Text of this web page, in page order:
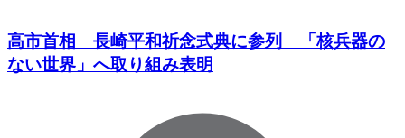
高市首相 長崎平和祈念式典に参列 「核兵器の
ない世界」へ取り組み表明